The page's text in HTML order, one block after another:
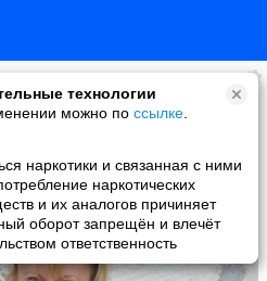
технологии
можно по ссылке
наркотики и связанная с ними
наркотических
и их аналогов причиняет
оборот запрещён и влечёт
ответственность